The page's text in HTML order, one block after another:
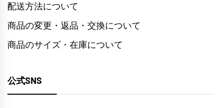
配送方法について
商品の変更・返品・交換について
商品のサイズ・在庫について
公式SNS